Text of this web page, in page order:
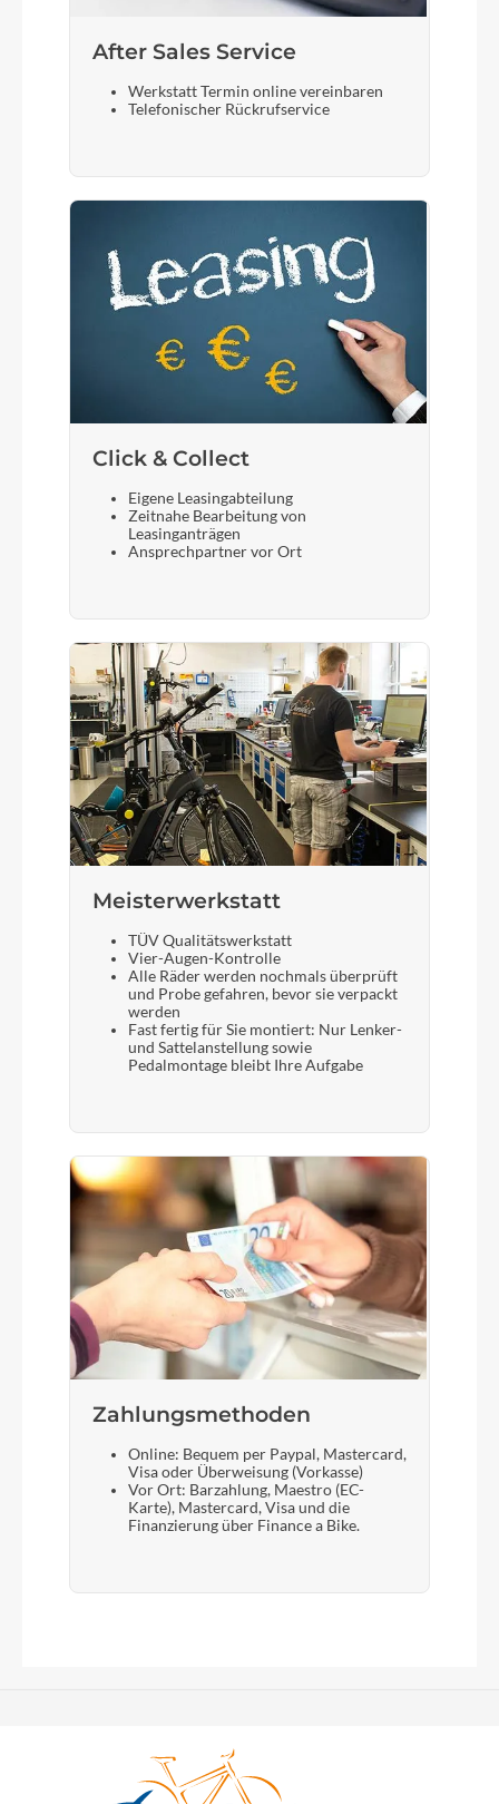
After Sales Service
Werkstatt Termin online vereinbaren
Telefonischer Rückrufservice
Click & Collect
Eigene Leasingabteilung
Zeitnahe Bearbeitung von
Leasinganträgen
Ansprechpartner vor Ort
Meisterwerkstatt
TÜV Qualitätswerkstatt
Vier-Augen-Kontrolle
Alle Räder werden nochmals überprüft
und Probe gefahren, bevor sie verpackt
werden
Fast fertig für Sie montiert: Nur Lenker-
und Sattelanstellung sowie
Pedalmontage bleibt Ihre Aufgabe
Zahlungsmethoden
Online: Bequem per Paypal, Mastercard,
Visa oder Überweisung (Vorkasse)
Vor Ort: Barzahlung, Maestro (EC-
Karte), Mastercard, Visa und die
Finanzierung über Finance a Bike.